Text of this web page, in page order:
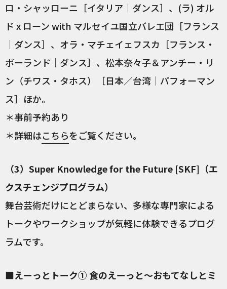
ロ・シャッローニ［イタリア｜ダンス］、(ラ) オル
ド x ローン with マルセイユ国立バレエ団［フランス
｜ダンス］、オラ・マチェイェフスカ［フランス・
ポーランド｜ダンス］、松本奈々子＆アンチー・リ
ン（チワス・タホス）［日本／台湾｜パフォーマン
ス］ほか。
＊事前予約あり
＊詳細はこちらをご覧ください。
（3）Super Knowledge for the Future [SKF]（エ
クスチェンジプログラム）
舞台芸術だけにとどまらない、多様な専門家による
トークやワークショップが気軽に体験できるプログ
ラムです。
■えーっとトーク① 食のえーっと～おもてなしとミ